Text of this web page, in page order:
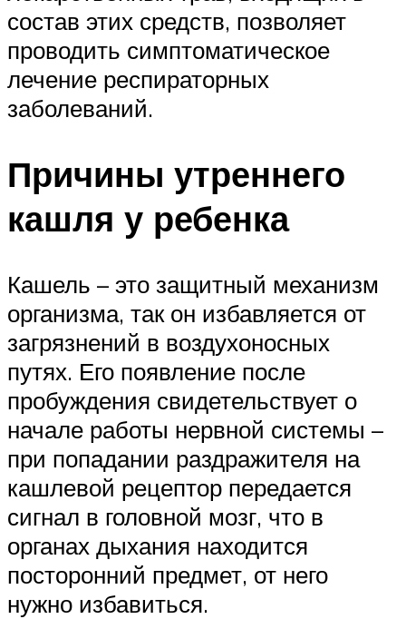
состав этих средств, позволяет
проводить симптоматическое
лечение респираторных
заболеваний.
Причины утреннего
кашля у ребенка
Кашель – это защитный механизм
организма, так он избавляется от
загрязнений в воздухоносных
путях. Его появление после
пробуждения свидетельствует о
начале работы нервной системы –
при попадании раздражителя на
кашлевой рецептор передается
сигнал в головной мозг, что в
органах дыхания находится
посторонний предмет, от него
нужно избавиться.